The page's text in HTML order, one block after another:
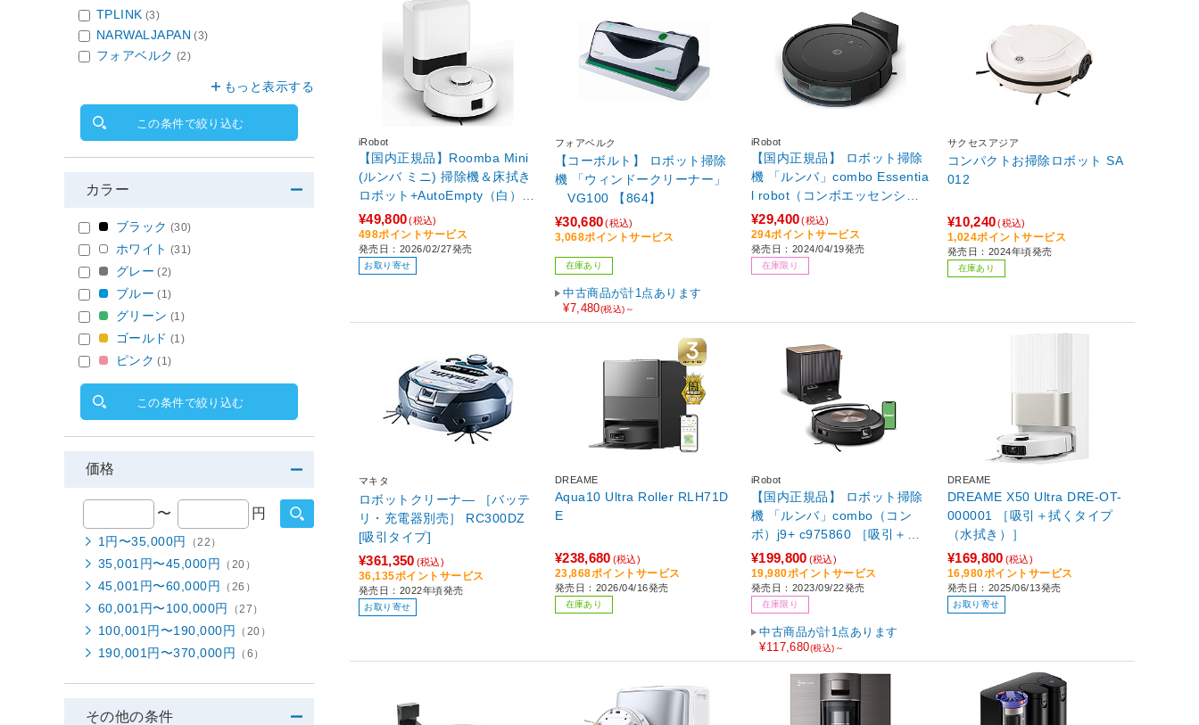
iRobot
【国内正規品】Roomba Mini
(ルンバ ミニ) 掃除機＆床拭き
ロボット+AutoEmpty（白）
白 F155260 ［吸引＋拭くタイ
プ（水拭き・乾拭き）］
¥49,800(税込)
498ポイントサービス
発売日：2026/02/27発売
お取り寄せ
フォアベルク
【コーボルト】 ロボット掃除
機 「ウィンドークリーナー」
VG100 【864】
¥30,680(税込)
3,068ポイントサービス
在庫あり
中古商品が計1点あります
¥7,480(税込)～
iRobot
【国内正規品】 ロボット掃除
機 「ルンバ」combo Essentia
l robot（コンボエッセンシャ
ルロボット） ブラック Y0110
60 ［吸引＋拭くタイプ（水拭
き）］
¥29,400(税込)
294ポイントサービス
発売日：2024/04/19発売
在庫限り
サクセスアジア
コンパクトお掃除ロボット SA
012
¥10,240(税込)
1,024ポイントサービス
発売日：2024年頃発売
在庫あり
マキタ
ロボットクリーナ― ［バッテ
リ・充電器別売］ RC300DZ
[吸引タイプ]
¥361,350 (税込)
36,135ポイントサービス
発売日：2022年頃発売
お取り寄せ
DREAME
Aqua10 Ultra Roller RLH71D
E
¥238,680 (税込)
23,868ポイントサービス
発売日：2026/04/16発売
在庫あり
iRobot
【国内正規品】 ロボット掃除
機 「ルンバ」combo（コン
ボ）j9+ c975860 ［吸引＋拭
くタイプ（水拭き）］
¥199,800 (税込)
19,980ポイントサービス
発売日：2023/09/22発売
在庫限り
中古商品が計1点あります
¥117,680(税込)～
DREAME
DREAME X50 Ultra DRE-OT-
000001 ［吸引＋拭くタイプ
（水拭き）］
¥169,800 (税込)
16,980ポイントサービス
発売日：2025/06/13発売
お取り寄せ
TPLINK (3)
NARWALJAPAN (3)
フォアベルク (2)
もっと表示する
この条件で絞り込む
カラー
ブラック (30)
ホワイト (31)
グレー (2)
ブルー (1)
グリーン (1)
ゴールド (1)
ピンク (1)
この条件で絞り込む
価格
〜 円
1円〜35,000円 （22）
35,001円〜45,000円 （20）
45,001円〜60,000円 （26）
60,001円〜100,000円 （27）
100,001円〜190,000円 （20）
190,001円〜370,000円 （6）
その他の条件